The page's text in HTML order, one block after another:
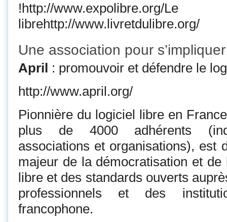
!http://
librehttp://www.livretdulibre.org/
Une association pour s’impliquer
April : promouvoir et défendre le
http://www.april.org/
Pionnière du logiciel libre en
plus de 4000 adhérents
associations et organisations), est
majeur de la démocratisation et
libre et des standards ouverts
professionnels et des
francophone.